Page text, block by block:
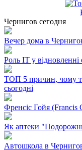
Чернигов сегодня
Вечер дома в
Роль ІТ у відновленні
ТОП 5 причин, чому
сьогодні
Френсіс Гойя (Francis
Як аптеки
Автошкола в